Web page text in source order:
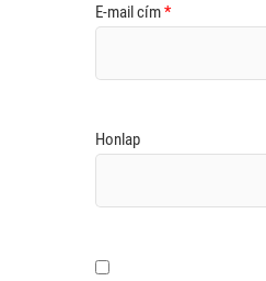
E-mail cím*
Honlap